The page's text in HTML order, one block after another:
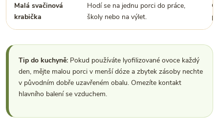
Malá svačinová
krabička
Hodí se na jednu porci do práce,
školy nebo na výlet.
Tip do kuchyně: Pokud používáte lyofilizované ovoce každý
den, mějte malou porci v menší dóze a zbytek zásoby nechte
v původním dobře uzavřeném obalu. Omezíte kontakt
hlavního balení se vzduchem.